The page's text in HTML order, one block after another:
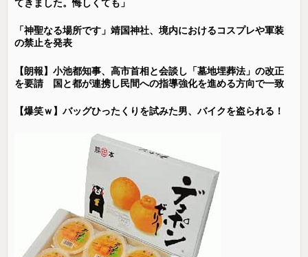
てきました。悔しくても」
「神聖なる場所です」靖国神社、境内におけるコスプレや軍装
の禁止を発表
【朗報】小池都知事、高市首相と会談し「墓地埋葬法」の改正
を要請 国と都が連携し民間への指導強化を進める方向で一致
【爆笑ｗ】バッグひったくりを試みた男、バイクを盗られる！